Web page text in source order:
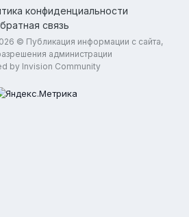
конфиденциальности
связь
© Публикация информации с сайта,
администрации
by Invision Community